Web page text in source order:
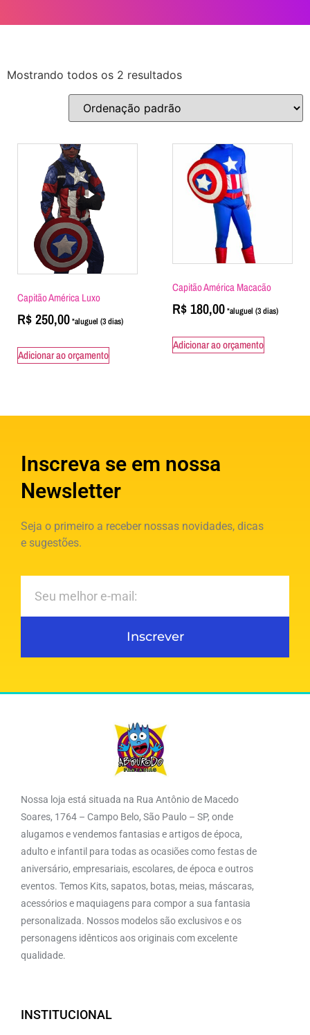
Mostrando todos os 2 resultados
Capitão América Luxo
R$250,00
Adicionar ao orçamento
Capitão América Macacão
R$180,00
Adicionar ao orçamento
Inscreva se em nossa
Newsletter
Seja o primeiro a receber nossas novidades, dicas
e sugestões.
Inscrever
Nossa loja está situada na Rua Antônio de Macedo
Soares, 1764 – Campo Belo, São Paulo – SP, onde
alugamos e vendemos fantasias e artigos de época,
adulto e infantil para todas as ocasiões como festas de
aniversário, empresariais, escolares, de época e outros
eventos. Temos Kits, sapatos, botas, meias, máscaras,
acessórios e maquiagens para compor a sua fantasia
personalizada. Nossos modelos são exclusivos e os
personagens idênticos aos originais com excelente
qualidade.
INSTITUCIONAL